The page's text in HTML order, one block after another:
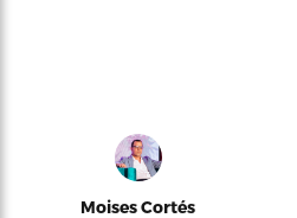
Moises Cortés